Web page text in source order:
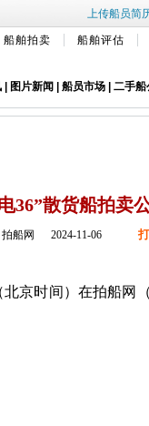
上传船员简
船舶拍卖 船舶评估
图片新闻 船员市场 二手船
36”散货船拍卖
拍船网 2024-11-06
北京时间）在拍船网（